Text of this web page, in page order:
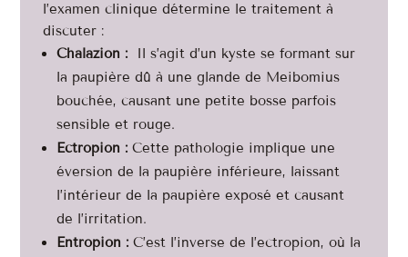
l’examen clinique détermine le traitement à
discuter :
Chalazion :
Il s’agit d’un kyste se formant sur
la paupière dû à une glande de Meibomius
bouchée, causant une petite bosse parfois
sensible et rouge.
Ectropion :Cette pathologie implique une
éversion de la paupière inférieure, laissant
l’intérieur de la paupière exposé et causant
de l’irritation.
Entropion :C’est l’inverse de l’ectropion, où la